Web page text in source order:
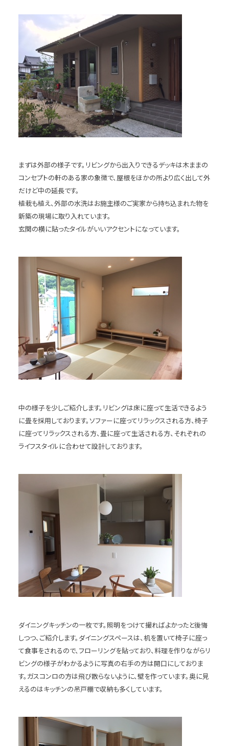
まずは外部の様子です。リビングから出入りできるデッキは木ままの
コンセプトの軒のある家の象徴で、屋根をほかの所より広く出して外
だけど中の延長です。
植栽も植え、外部の水洗はお施主様のご実家から持ち込まれた物を
新築の現場に取り入れています。
玄関の横に貼ったタイルがいいアクセントになっています。
中の様子を少しご紹介します。リビングは床に座って生活できるよう
に畳を採用しております。ソファーに座ってリラックスされる方、椅子
に座ってリラックスされる方、畳に座って生活される方、それぞれの
ライフスタイルに合わせて設計しております。
ダイニングキッチンの一枚です。照明をつけて撮ればよかったと後悔
しつつ、ご紹介します。ダイニングスペースは、机を置いて椅子に座っ
て食事をされるので、フローリングを貼っており、料理を作りながらリ
ビングの様子がわかるように写真の右手の方は開口にしておりま
す。ガスコンロの方は飛び散らないように、壁を作っています。奥に見
えるのはキッチンの吊戸棚で収納も多くしています。